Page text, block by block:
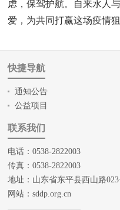
虑，保驾护航。自来水人
爱，为共同打赢这场疫情
快捷导航
通知公告
公益项目
联系我们
电话：0538-2822003
传真：0538-2822003
地址：山东省东平县西山路
网站：sddp.org.cn